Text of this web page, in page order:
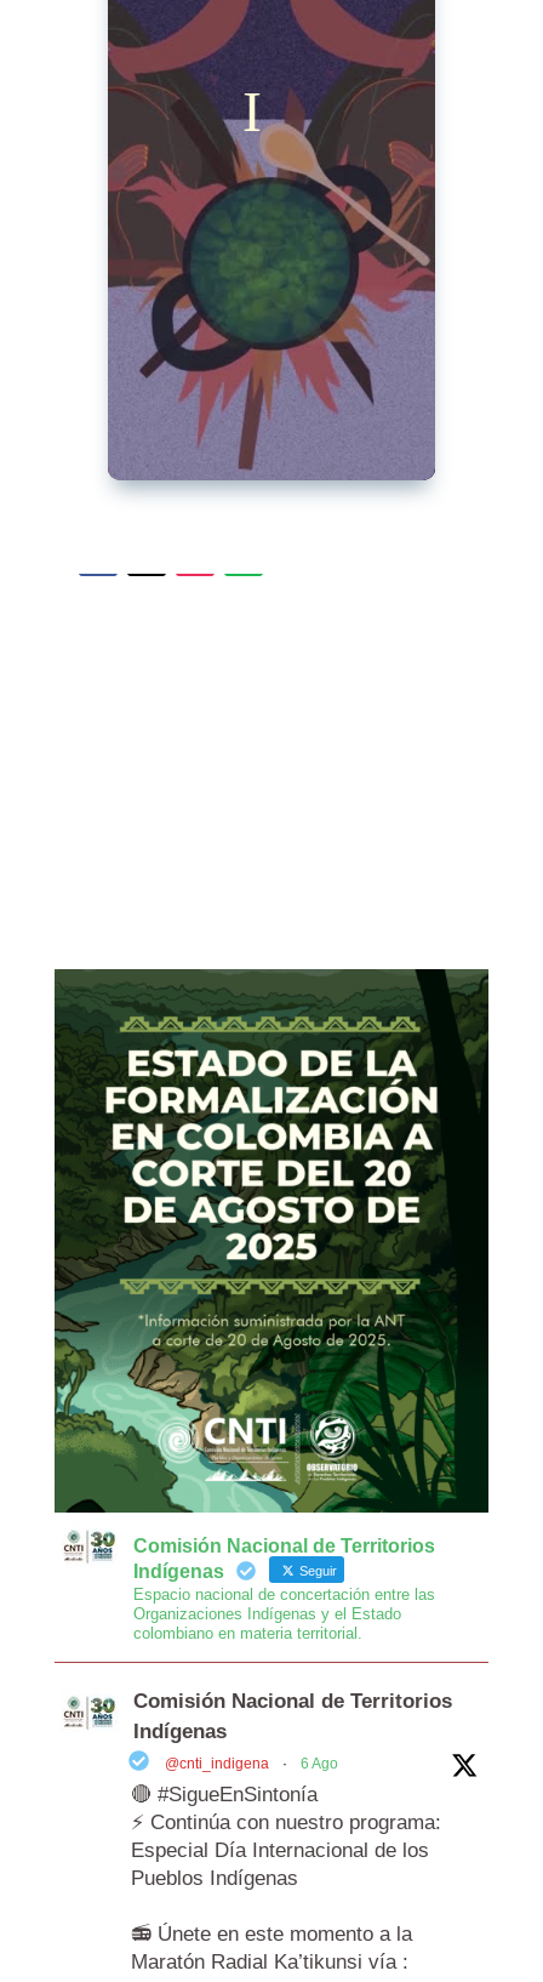
Comisión Nacional de Territorios
Indígenas
Seguir
Espacio nacional de concertación entre las
Organizaciones Indígenas y el Estado
colombiano en materia territorial.
Comisión Nacional de Territorios
Indígenas
@cnti_indigena · 6 Ago
🔴 #SigueEnSintonía
⚡️ Continúa con nuestro programa:
Especial Día Internacional de los
Pueblos Indígenas
📻 Únete en este momento a la
Maratón Radial Ka’tikunsi vía :